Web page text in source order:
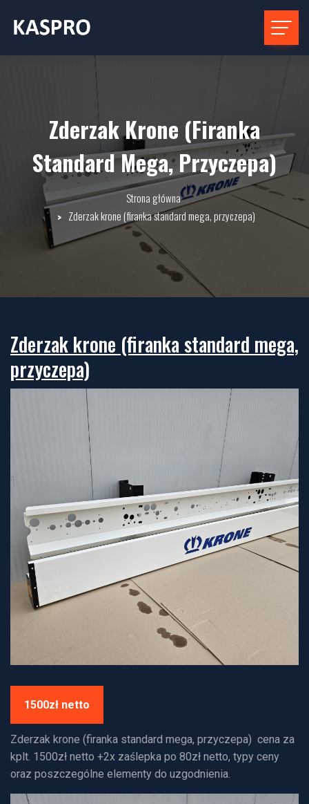
Zderzak Krone (firanka
Standard Mega, Przyczepa)
Strona główna
Zderzak krone (firanka standard mega, przyczepa)
Zderzak krone (firanka standard mega,
przyczepa)
1500zł netto
Zderzak krone (firanka standard mega, przyczepa) cena za
kplt. 1500zł netto +2x zaślepka po 80zł netto, typy ceny
oraz poszczególne elementy do uzgodnienia.